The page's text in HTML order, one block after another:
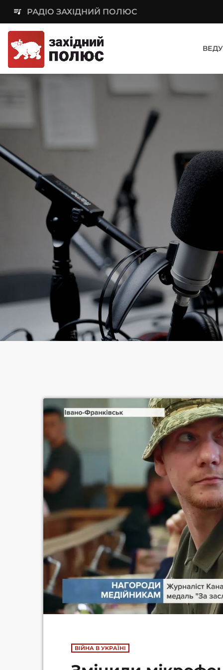
queue_music РАДІО ЗАХІДНИЙ ПОЛЮС
ВІЙНА В УКРАЇНІ